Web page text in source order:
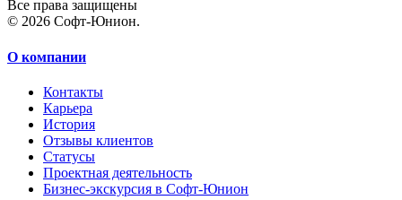
Все права защищены
© 2026 Софт-Юнион.
О компании
Контакты
Карьера
История
Отзывы клиентов
Статусы
Проектная деятельность
Бизнес-экскурсия в Софт-Юнион